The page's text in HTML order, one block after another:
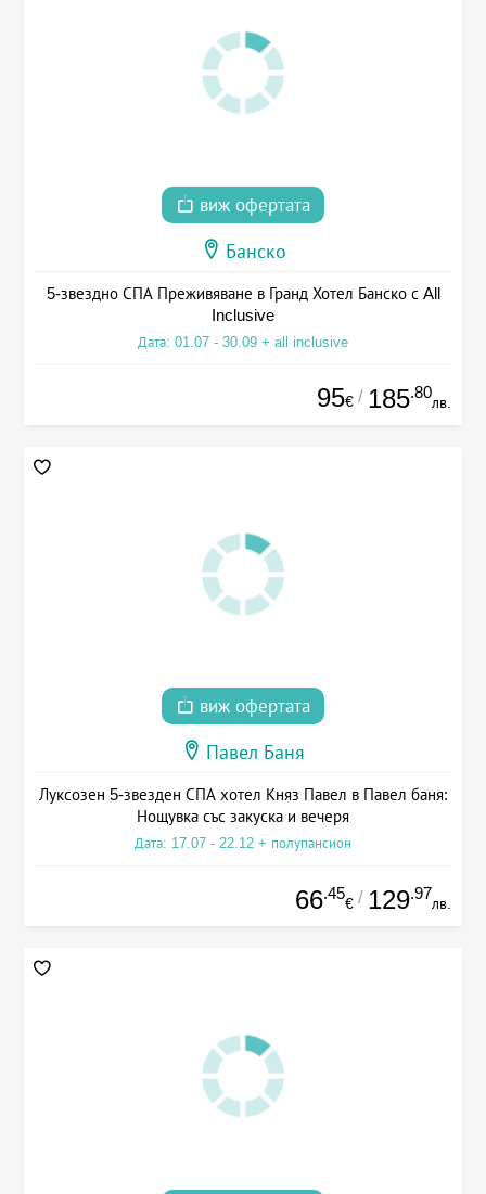
виж офертата
Банско
5-звездно СПА Преживяване в Гранд Хотел Банско с All
Inclusive
Дата: 01.07 - 30.09 + all inclusive
95€ / 185.80
лв.
виж офертата
Павел Баня
Луксозен 5-звезден СПА хотел Княз Павел в Павел баня:
Нощувка със закуска и вечеря
Дата: 17.07 - 22.12 + полупансион
66.45
€ / 129.97
лв.